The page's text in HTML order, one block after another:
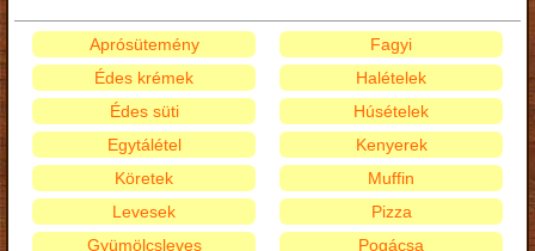
Aprósütemény
Édes krémek
Édes süti
Egytálétel
Fagyi
Halételek
Húsételek
Kenyerek
Köretek
Levesek
Gyümölcsleves
Muffin
Pizza
Pogácsa